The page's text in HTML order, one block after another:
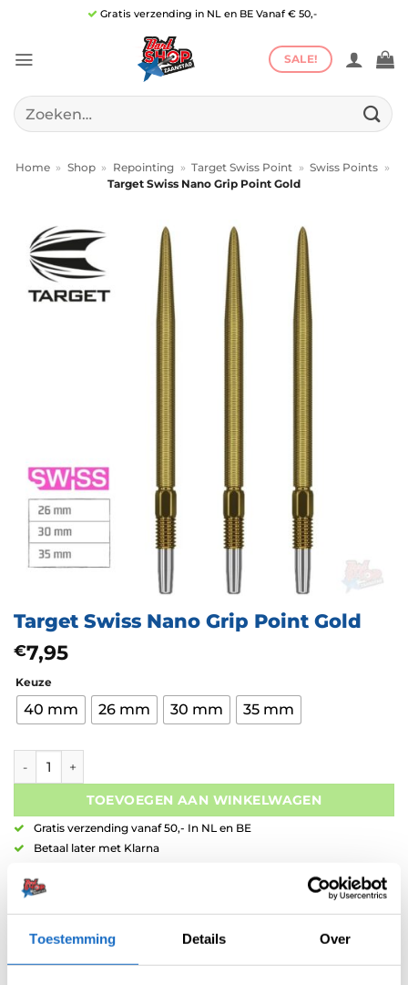
Toestemming Details Over
inhoud
Gratis verzending in NL en BE Vanaf € 50,-
SALE!
Zoeken
naar:
Home » Shop » Repointing » Target Swiss Point » Swiss Points »
Target Swiss Nano Grip Point Gold
Target Swiss Nano Grip Point Gold
€7,95
Keuze
40 mm 26 mm 30 mm 35 mm
Target Swiss Nano Grip Point Gold aantal
TOEVOEGEN AAN WINKELWAGEN
Gratis verzending vanaf 50,- In NL en BE
Betaal later met Klarna